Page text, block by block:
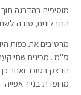
מוסיפים בהדרגה
התבלינים, סודה
ס"מ . מכינים שתי
הבצק בסוכר ואחר
מרופדת בנייר אפייה.